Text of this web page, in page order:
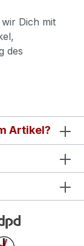
Dich mit
des
Artikel?